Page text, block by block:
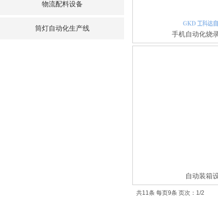
手机自动化烧
自动装箱
共11条 每页9条 页次：1/2
物流配料设备
筒灯自动化生产线